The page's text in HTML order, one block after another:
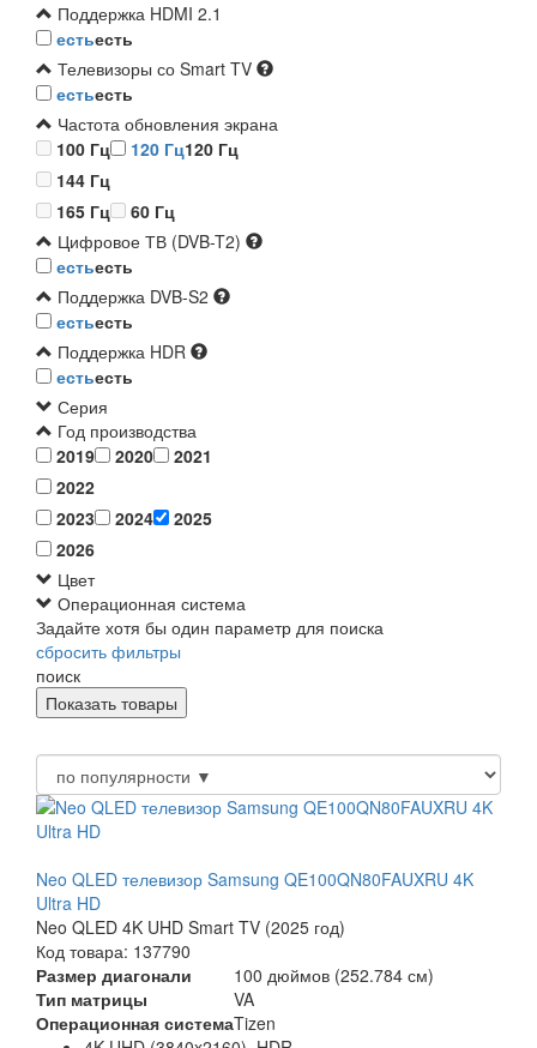
Поддержка HDMI 2.1
естьесть
Телевизоры со Smart TV
естьесть
Частота обновления экрана
100 Гц
120 Гц120 Гц
144 Гц
165 Гц
60 Гц
Цифровое ТВ (DVB-T2)
естьесть
Поддержка DVB-S2
естьесть
Поддержка HDR
естьесть
Серия
Год производства
2019
2020
2021
2022
2023
2024
2025
2026
Цвет
Операционная система
Задайте хотя бы один параметр для поиска
сбросить фильтры
поиск
Neo QLED телевизор Samsung QE100QN80FAUXRU 4K
Ultra HD
Neo QLED 4K UHD Smart TV (2025 год)
Код товара: 137790
Размер диагонали
100 дюймов (252.784 см)
Тип матрицы
VA
Операционная системаTizen